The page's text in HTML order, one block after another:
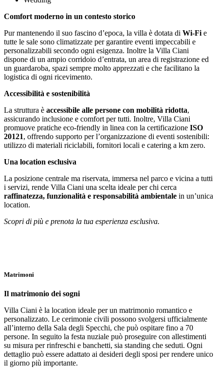
Comfort moderno in un contesto storico
Pur mantenendo il suo fascino d’epoca, la villa è dotata di Wi-Fi e
tutte le sale sono climatizzate per garantire eventi impeccabili e
personalizzabili secondo ogni esigenza. Inoltre la Villa Ciani
dispone di un ampio corridoio d’entrata, un area di registrazione ed
un guardaroba, spazi sempre molto apprezzati e che facilitano la
logistica di ogni ricevimento.
Accessibilità e sostenibilità
La struttura è accessibile alle persone con mobilità ridotta,
assicurando inclusione e comfort per tutti. Inoltre, Villa Ciani
promuove pratiche eco-friendly in linea con la certificazione ISO
20121, offrendo supporto per l’organizzazione di eventi sostenibili:
utilizzo di materiali riciclabili, fornitori locali e catering a km zero.
Una location esclusiva
La posizione centrale ma riservata, immersa nel parco e vicina a tutti
i servizi, rende Villa Ciani una scelta ideale per chi cerca
raffinatezza, funzionalità e responsabilità ambientale in un’unica
location.
Scopri di più e prenota la tua esperienza esclusiva.
Matrimoni
Il matrimonio dei sogni
Villa Ciani è la location ideale per un matrimonio romantico e
personalizzato. Le cerimonie civili possono svolgersi ufficialmente
all’interno della Sala degli Specchi, che può ospitare fino a 70
persone. In seguito la festa nuziale può proseguire con allestimenti
su misura per rinfreschi e banchetti, sia standing che seduti. Ogni
dettaglio può essere adattato ai desideri degli sposi per rendere unico
il giorno più importante.